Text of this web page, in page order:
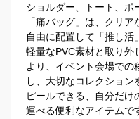
ショルダー、トート、ポ
「痛バッグ」は、クリ
自由に配置して「推し活
軽量なPVC素材と取り外
より、イベント会場で
し、大切なコレクショ
ピールできる、自分だけ
運べる便利なアイテムで